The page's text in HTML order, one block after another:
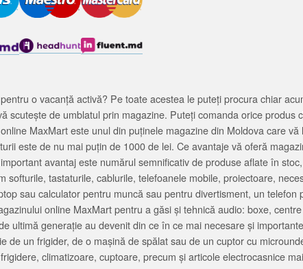
o vacanță activă? Pe toate acestea le puteți procura chiar
de umblatul prin magazine. Puteți comanda orice produs
MaxMart este unul din puținele magazine din Moldova care vă
este de nu mai puțin de 1000 de lei. Ce avantaje vă oferă
avantaj este numărul semnificativ de produse aflate în
tastaturile, cablurile, telefoanele mobile, proiectoare,
sau calculator pentru muncă sau pentru divertisment, un telefon
online MaxMart pentru a găsi și tehnică audio: boxe,
ultimă generație au devenit din ce în ce mai necesare și
un frigider, de o mașină de spălat sau de un cuptor cu
climatizoare, cuptoare, precum și articole electrocasnice